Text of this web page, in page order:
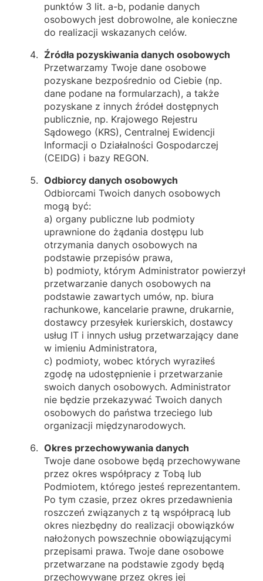
punktów 3 lit. a-b, podanie danych
osobowych jest dobrowolne, ale konieczne
do realizacji wskazanych celów.
Źródła pozyskiwania danych osobowych
Przetwarzamy Twoje dane osobowe
pozyskane bezpośrednio od Ciebie (np.
dane podane na formularzach), a także
pozyskane z innych źródeł dostępnych
publicznie, np. Krajowego Rejestru
Sądowego (KRS), Centralnej Ewidencji
Informacji o Działalności Gospodarczej
(CEIDG) i bazy REGON.
Odbiorcy danych osobowych
Odbiorcami Twoich danych osobowych
mogą być:
a) organy publiczne lub podmioty
uprawnione do żądania dostępu lub
otrzymania danych osobowych na
podstawie przepisów prawa,
b) podmioty, którym Administrator powierzył
przetwarzanie danych osobowych na
podstawie zawartych umów, np. biura
rachunkowe, kancelarie prawne, drukarnie,
dostawcy przesyłek kurierskich, dostawcy
usług IT i innych usług przetwarzający dane
w imieniu Administratora,
c) podmioty, wobec których wyraziłeś
zgodę na udostępnienie i przetwarzanie
swoich danych osobowych. Administrator
nie będzie przekazywać Twoich danych
osobowych do państwa trzeciego lub
organizacji międzynarodowych.
Okres przechowywania danych
Twoje dane osobowe będą przechowywane
przez okres współpracy z Tobą lub
Podmiotem, którego jesteś reprezentantem.
Po tym czasie, przez okres przedawnienia
roszczeń związanych z tą współpracą lub
okres niezbędny do realizacji obowiązków
nałożonych powszechnie obowiązującymi
przepisami prawa. Twoje dane osobowe
przetwarzane na podstawie zgody będą
przechowywane przez okres jej